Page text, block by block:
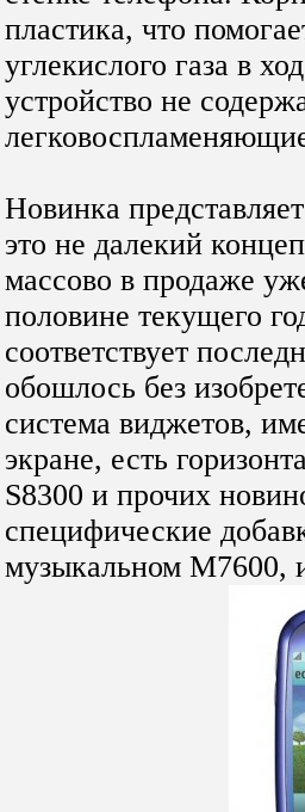
пластика, что
углекислого газа в
устройство не
Новинка
это не далекий
массово в продаже
половине текущего
соответствует
обошлось без
система виджетов,
экране, есть
S8300 и прочих
специфические
музыкальном M7600,